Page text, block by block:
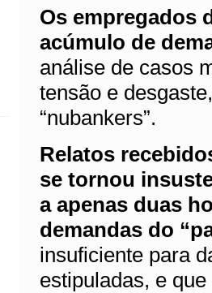
Os empregados
acúmulo de
análise de casos
tensão e
“nubankers”.
Relatos
se tornou
a apenas duas
demandas do
insuficiente para
estipuladas, e